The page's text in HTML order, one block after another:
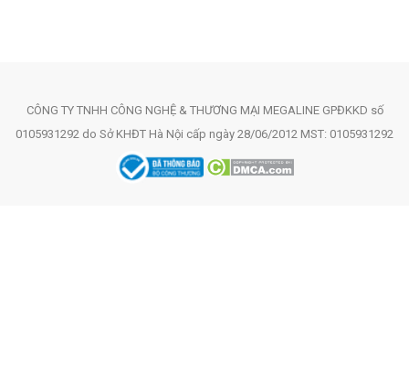
CÔNG TY TNHH CÔNG NGHỆ & THƯƠNG MẠI MEGALINE GPĐKKD số
0105931292 do Sở KHĐT Hà Nội cấp ngày 28/06/2012 MST: 0105931292